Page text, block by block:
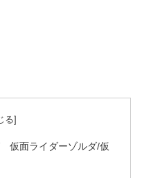
面ライダーゾルダ/仮